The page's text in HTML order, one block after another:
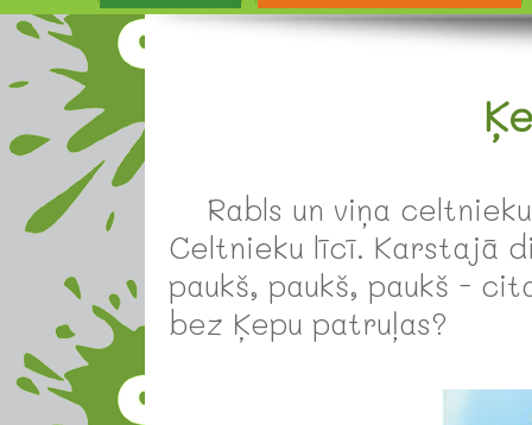
Rabls un viņa
Celtnieku līcī. Karstajā
paukš, paukš, paukš -
bez Ķepu patruļas?